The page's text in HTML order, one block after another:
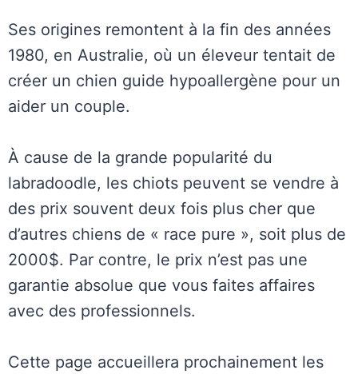
Ses origines remontent à la fin des années
1980, en Australie, où un éleveur tentait de
créer un chien guide hypoallergène pour un
aider un couple.
À cause de la grande popularité du
labradoodle, les chiots peuvent se vendre à
des prix souvent deux fois plus cher que
d’autres chiens de « race pure », soit plus de
2000$. Par contre, le prix n’est pas une
garantie absolue que vous faites affaires
avec des professionnels.
Cette page accueillera prochainement les